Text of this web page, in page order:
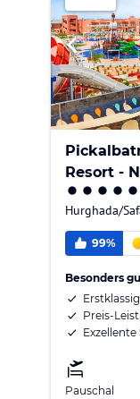
Resort -
Hurghada/
99%
Besonders
Preis-
Pauschal